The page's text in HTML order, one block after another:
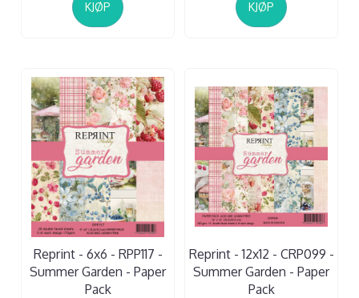
KJØP KJØP
Reprint - 6x6 - RPP117 -
Summer Garden - Paper
Pack
Reprint - 12x12 - CRP099 -
Summer Garden - Paper
Pack